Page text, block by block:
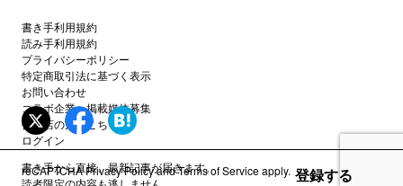
2026.07.26
読者限定
【ファーストクライ解説】第3話を産婦人科医が
解説！ 〜素直な感想、医療...
2026.07.23
サポートメンバー限定
書き手から直接、最新記事が届きます。
読者限定の内容も逃しません。
登録する
書き手利用規約
読み手利用規約
プライバシーポリシー
特定商取引法に基づく表示
お問い合わせ
コラボ企業・掲載媒体募集
代理店の方はこちら
ログイン
reCAPTCHAPrivacy PolicyandTerms of Serviceapply.